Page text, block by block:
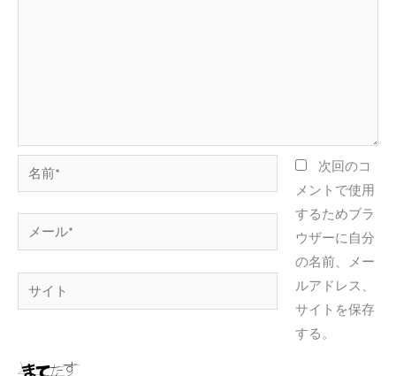
前
*
ー
ル
イ
次回のコ
メントで使用
するためブラ
ウザーに自分
の名前、メー
ルアドレス、
サイトを保存
する。